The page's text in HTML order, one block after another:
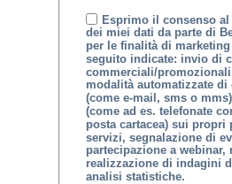
Esprimo il consenso al
dei miei dati da parte di
per le finalità di
seguito indicate: invio di
commerciali/
modalità automatizzate di
(come e-mail, sms o
(come ad es. telefonate
posta cartacea) sui propri
servizi, segnalazione di
partecipazione a webinar,
realizzazione di indagini
analisi statistiche.